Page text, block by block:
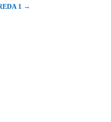
1 →